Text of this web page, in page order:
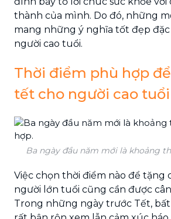
thành của mình. Do đó, những
mang những ý nghĩa tốt đẹp
người cao tuổi.
Thời điểm phù hợp
tết cho người cao tuổi
Ba ngày đầu năm mới là khoảng
Việc chọn thời điểm nào để tặng
người lớn tuổi cũng cần được
Trong những ngày trước Tết,